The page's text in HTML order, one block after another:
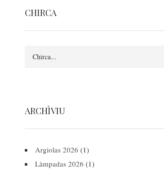
CHIRCA
ARCHÌVIU
Argiolas 2026 (1)
Làmpadas 2026 (1)